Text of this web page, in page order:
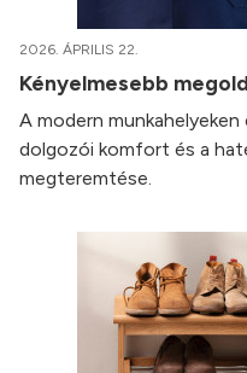
2026. ÁPRILIS 22.
Kényelmesebb
A modern
dolgozói komfort és a
megteremtése.